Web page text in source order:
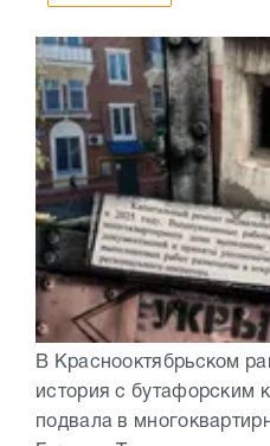
В Краснооктябрьском
история с бутафорским
подвала в